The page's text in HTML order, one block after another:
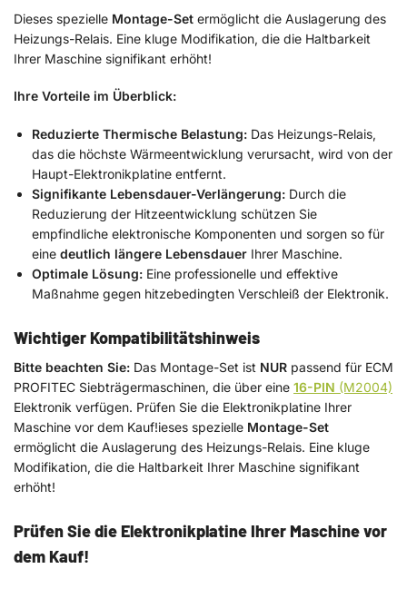
Dieses spezielle Montage-Set ermöglicht die Auslagerung des
Heizungs-Relais. Eine kluge Modifikation, die die Haltbarkeit
Ihrer Maschine signifikant erhöht!
Ihre Vorteile im Überblick:
Reduzierte Thermische Belastung: Das Heizungs-Relais,
das die höchste Wärmeentwicklung verursacht, wird von der
Haupt-Elektronikplatine entfernt.
Signifikante Lebensdauer-Verlängerung: Durch die
Reduzierung der Hitzeentwicklung schützen Sie
empfindliche elektronische Komponenten und sorgen so für
eine deutlich längere Lebensdauer Ihrer Maschine.
Optimale Lösung: Eine professionelle und effektive
Maßnahme gegen hitzebedingten Verschleiß der Elektronik.
Wichtiger Kompatibilitätshinweis
Bitte beachten Sie: Das Montage-Set ist NUR passend für ECM
PROFITEC Siebträgermaschinen, die über eine 16-PIN (M2004)
Elektronik verfügen. Prüfen Sie die Elektronikplatine Ihrer
Maschine vor dem Kauf!ieses spezielle Montage-Set
ermöglicht die Auslagerung des Heizungs-Relais. Eine kluge
Modifikation, die die Haltbarkeit Ihrer Maschine signifikant
erhöht!
Prüfen Sie die Elektronikplatine Ihrer Maschine vor
dem Kauf!